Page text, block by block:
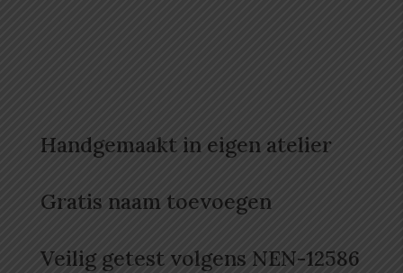
Handgemaakt in eigen atelier
Gratis naam toevoegen
Veilig getest volgens NEN-12586